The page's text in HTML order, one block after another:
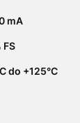
mA
FS
do +125°C